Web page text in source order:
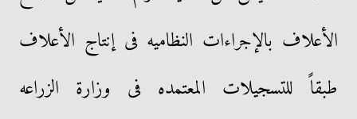
الأعلاف بالإجراءات النظاميه فى إنتاج الأعلاف
طبقاً للتسجيلات المعتمده فى وزارة الزراعه